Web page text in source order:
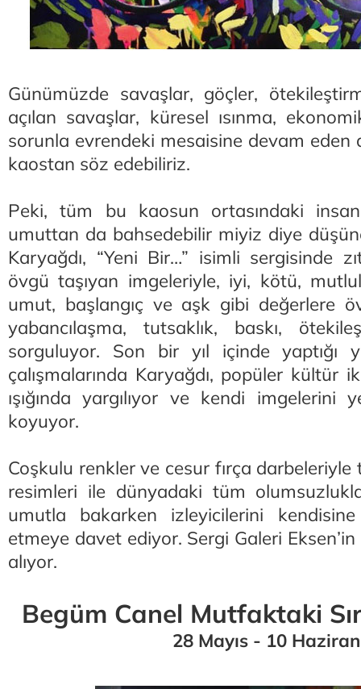
Günümüzde savaşlar, göçler,
açılan savaşlar, küresel ısınma,
sorunla evrendeki mesaisine devam
kaostan söz edebiliriz.
Peki, tüm bu kaosun ortasındaki
umuttan da bahsedebilir miyiz diye
Karyağdı, “Yeni Bir…” isimli sergisinde
övgü taşıyan imgeleriyle, iyi, kötü,
umut, başlangıç ve aşk gibi değerlere
yabancılaşma, tutsaklık, baskı,
sorguluyor. Son bir yıl içinde yaptığı
çalışmalarında Karyağdı, popüler kültür
ışığında yargılıyor ve kendi
koyuyor.
Coşkulu renkler ve cesur fırça darbeleriyle
resimleri ile dünyadaki tüm
umutla bakarken izleyicilerini
etmeye davet ediyor. Sergi Galeri
alıyor.
Begüm Canel Mutfaktaki
28 Mayıs - 10 Haziran